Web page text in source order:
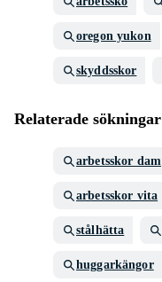
oregon yukon
skyddsskor
Relaterade sökningar
arbetsskor dam
arbetsskor vita
stålhätta
huggarkängor